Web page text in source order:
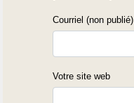
Courriel (non publié)
Votre site web